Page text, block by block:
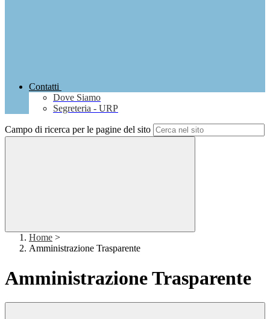
Contatti
Dove Siamo
Segreteria - URP
Campo di ricerca per le pagine del sito
Home >
Amministrazione Trasparente
Amministrazione Trasparente